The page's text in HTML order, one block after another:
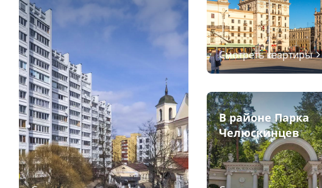
Смотреть квартиры
В районе Парка
Челюскинцев